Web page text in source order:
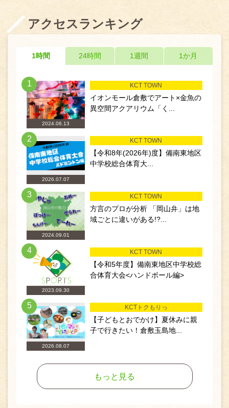
アクセスランキング
1時間 24時間 1週間 1か月
1
2024.06.13
KCT TOWN
イオンモール倉敷でアート×金魚の
異空間アクアリウム「く...
2
2026.07.07
KCT TOWN
【令和8年(2026年)度】備南東地区
中学校総合体育大...
3
2024.09.01
KCT TOWN
方言のプロが分析 「岡山弁」は地
域ごとに違いがある!?...
4
2023.09.30
KCT TOWN
【令和5年度】備南東地区中学校総
合体育大会<ハンドボール編>
5
2026.08.07
KCTトクもりっ
【子どもとおでかけ】夏休みに親
子で行きたい！倉敷玉島地...
もっと見る